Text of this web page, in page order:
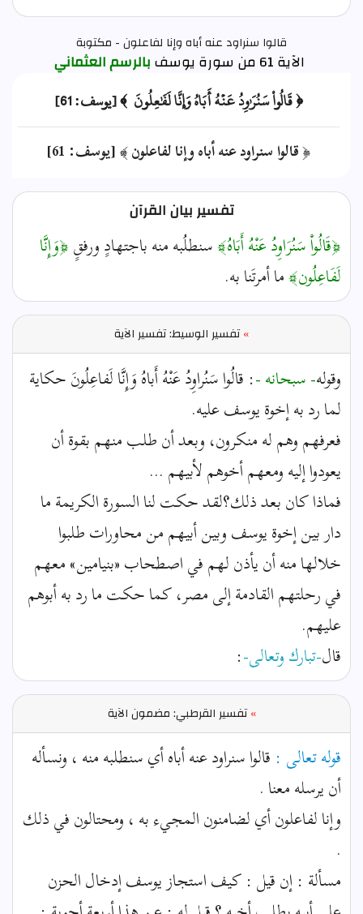
قالوا سنراود عنه أباه وإنا لفاعلون - مكتوبة
الآية 61 من سورة يوسف بالرسم العثماني
﴿ قَالُواْ سَنُرَٰوِدُ عَنۡهُ أَبَاهُ وَإِنَّا لَفَٰعِلُونَ ﴾ [يوسف: 61]
﴿ قالوا سنراود عنه أباه وإنا لفاعلون ﴾ [يوسف: 61]
تفسير بيان القرآن
﴿قَالُواْ سَنُرَاوِدُ عَنْهُ أَبَاهُ﴾سنطلُبه منه باجتهادٍ ورفقٍ﴿وَإِنَّا
لَفَاعِلُون﴾ما أمرتَنا به.
»تفسير الوسيط: تفسير الآية
وقوله- سبحانه -: قالُوا سَنُراوِدُ عَنْهُ أَباهُ وَإِنَّا لَفاعِلُونَ حكاية
لما رد به إخوة يوسف عليه.
فعرفهم وهم له منكرون، وبعد أن طلب منهم بقوة أن
يعودوا إليه ومعهم أخوهم لأبيهم ...
فماذا كان بعد ذلك؟لقد حكت لنا السورة الكريمة ما
دار بين إخوة يوسف وبين أبيهم من محاورات طلبوا
خلالها منه أن يأذن لهم في اصطحاب «بنيامين» معهم
في رحلتهم القادمة إلى مصر، كما حكت ما رد به أبوهم
عليهم.
قال-تبارك وتعالى-:
» تفسير القرطبي: مضمون الآية
قوله تعالى : قالوا سنراود عنه أباه أي سنطلبه منه ، ونسأله
أن يرسله معنا .
وإنا لفاعلون أي لضامنون المجيء به ، ومحتالون في ذلك
.
مسألة : إن قيل : كيف استجاز يوسف إدخال الحزن